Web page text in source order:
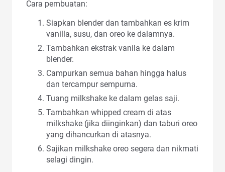
Cara pembuatan:
Siapkan blender dan tambahkan es krim
vanilla, susu, dan oreo ke dalamnya.
Tambahkan ekstrak vanila ke dalam
blender.
Campurkan semua bahan hingga halus
dan tercampur sempurna.
Tuang milkshake ke dalam gelas saji.
Tambahkan whipped cream di atas
milkshake (jika diinginkan) dan taburi oreo
yang dihancurkan di atasnya.
Sajikan milkshake oreo segera dan nikmati
selagi dingin.